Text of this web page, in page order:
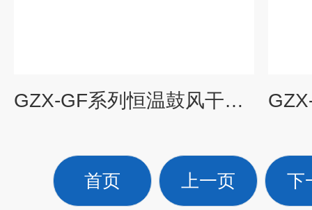
GZX-GF系列恒温鼓风干燥箱
首页 上一页 下